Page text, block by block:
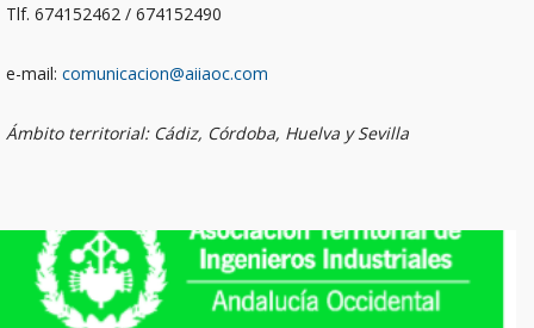
Tlf. 674152462 / 674152490
e-mail: comunicacion@aiiaoc.com
Ámbito territorial: Cádiz, Córdoba, Huelva y Sevilla